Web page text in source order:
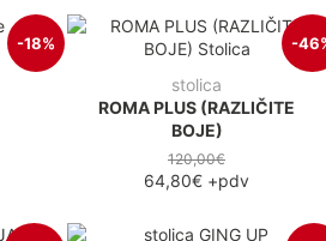
-18% -
stolica
ROMA PLUS (RAZLIČITE
BOJE)
120,00€
64,80€ +pdv